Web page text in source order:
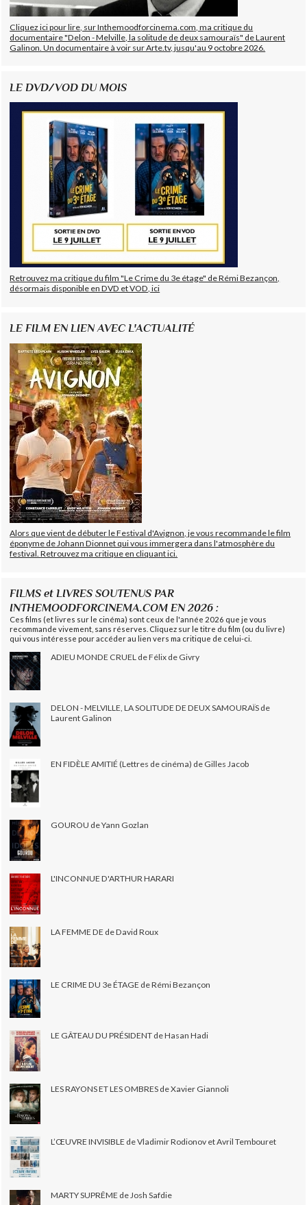
Cliquez ici pour lire, sur Inthemoodforcinema.com, ma critique du
documentaire "Delon - Melville, la solitude de deux samouraïs" de Laurent
Galinon. Un documentaire à voir sur Arte.tv, jusqu'au 9 octobre 2026.
LE DVD/VOD DU MOIS
Retrouvez ma critique du film "Le Crime du 3e étage" de Rémi Bezançon,
désormais disponible en DVD et VOD, ici
LE FILM EN LIEN AVEC L'ACTUALITÉ
Alors que vient de débuter le Festival d'Avignon, je vous recommande le film
éponyme de Johann Dionnet qui vous immergera dans l'atmosphère du
festival. Retrouvez ma critique en cliquant ici.
FILMS et LIVRES SOUTENUS PAR
INTHEMOODFORCINEMA.COM EN 2026 :
Ces films (et livres sur le cinéma) sont ceux de l'année 2026 que je vous
recommande vivement, sans réserves. Cliquez sur le titre du film (ou du livre)
qui vous intéresse pour accéder au lien vers ma critique de celui-ci.
ADIEU MONDE CRUEL de Félix de Givry
DELON - MELVILLE, LA SOLITUDE DE DEUX SAMOURAÏS de
Laurent Galinon
EN FIDÈLE AMITIÉ (Lettres de cinéma) de Gilles Jacob
GOUROU de Yann Gozlan
L'INCONNUE D'ARTHUR HARARI
LA FEMME DE de David Roux
LE CRIME DU 3e ÉTAGE de Rémi Bezançon
LE GÂTEAU DU PRÉSIDENT de Hasan Hadi
LES RAYONS ET LES OMBRES de Xavier Giannoli
L’ŒUVRE INVISIBLE de Vladimir Rodionov et Avril Tembouret
MARTY SUPRÊME de Josh Safdie